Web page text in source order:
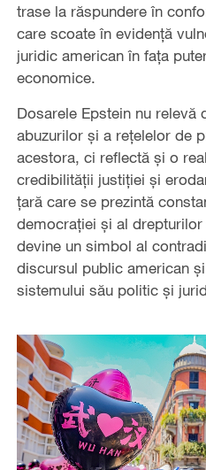
trase la răspundere în
care scoate în evidență
juridic american în fața
economice.
Dosarele Epstein nu relevă
abuzurilor și a rețelelor de
acestora, ci reflectă și o
credibilității justiției și
țară care se prezintă
democrației și al
devine un simbol al
discursul public american
sistemului său politic și